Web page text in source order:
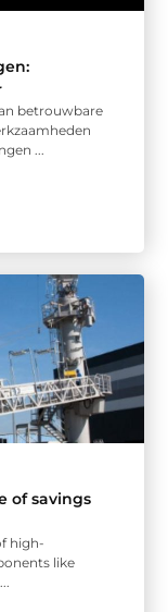
betrouwbare
...
of savings
high-
like